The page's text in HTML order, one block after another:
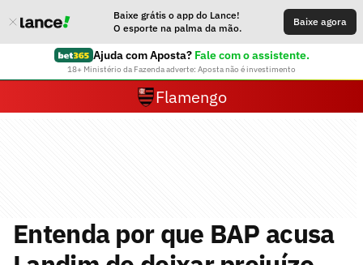
Baixe grátis o app do Lance!
O esporte na palma da mão.
Baixe agora
Ajuda com Aposta? Fale com o assistente.
18+ Ministério da Fazenda adverte: Aposta não é investimento
Flamengo
Entenda por que BAP acusa